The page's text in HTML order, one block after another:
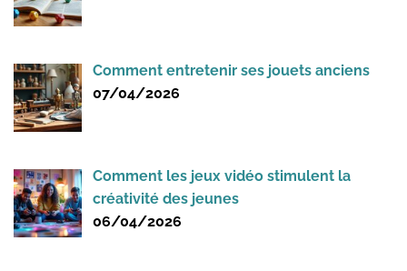
Comment entretenir ses jouets anciens
07/04/2026
Comment les jeux vidéo stimulent la
créativité des jeunes
06/04/2026